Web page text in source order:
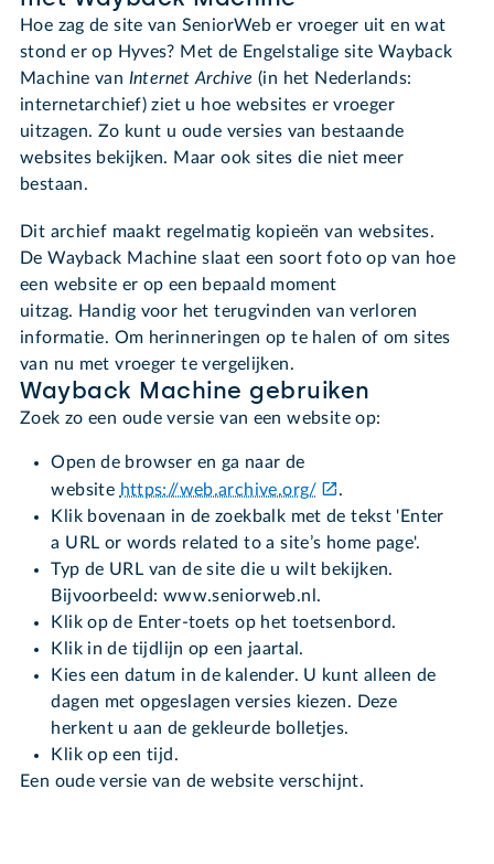
Hoe zag de site van SeniorWeb er vroeger uit en wat
stond er op Hyves? Met de Engelstalige site Wayback
Machine van Internet Archive (in het Nederlands:
internetarchief) ziet u hoe websites er vroeger
uitzagen. Zo kunt u oude versies van bestaande
websites bekijken. Maar ook sites die niet meer
bestaan.
Dit archief maakt regelmatig kopieën van websites.
De Wayback Machine slaat een soort foto op van hoe
een website er op een bepaald moment
uitzag. Handig voor het terugvinden van verloren
informatie. Om herinneringen op te halen of om sites
van nu met vroeger te vergelijken.
Wayback Machine gebruiken
Zoek zo een oude versie van een website op:
Open de browser en ga naar de
website https://web.archive.org/
.
Klik bovenaan in de zoekbalk met de tekst 'Enter
a URL or words related to a site’s home page'.
Typ de URL van de site die u wilt bekijken.
Bijvoorbeeld: www.seniorweb.nl.
Klik op de Enter-toets op het toetsenbord.
Klik in de tijdlijn op een jaartal.
Kies een datum in de kalender. U kunt alleen de
dagen met opgeslagen versies kiezen. Deze
herkent u aan de gekleurde bolletjes.
Klik op een tijd.
Een oude versie van de website verschijnt.